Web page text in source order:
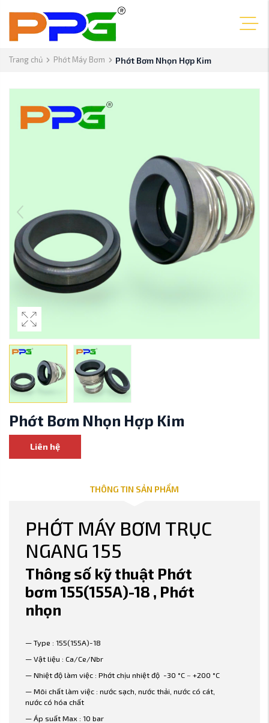
Trang chủ Phớt Máy Bơm Phớt Bơm Nhọn Hợp Kim
Phớt Bơm Nhọn Hợp Kim
Liên hệ
THÔNG TIN SẢN PHẨM
PHỚT MÁY BƠM TRỤC
NGANG 155
Thông số kỹ thuật Phớt
bơm 155(155A)-18 , Phớt
nhọn
— Type : 155(155A)-18
— Vật liệu : Ca/Ce/Nbr
— Nhiệt độ làm việc : Phớt chịu nhiệt độ -30 °C ~ +200 °C
— Môi chất làm việc : nước sạch, nước thải, nước có cát,
nước có hóa chất
— Áp suất Max : 10 bar